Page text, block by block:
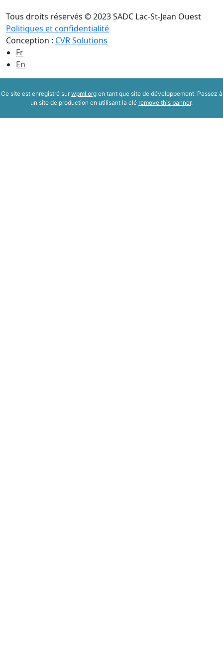
Tous droits réservés © 2023 SADC Lac-St-Jean Ouest
Politiques et confidentialité
Conception : CVR Solutions
Fr
En
Ce site est enregistré sur wpml.orgen tant que site de développement. Passez à
un site de production en utilisant la clé remove this banner.